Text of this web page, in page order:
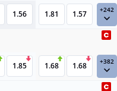
1.56 1.81 1.57 +242
1.85 1.68 1.68 +382